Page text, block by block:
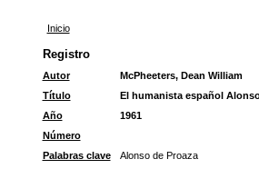
Inicio
Registro
Autor
McPheeters, Dean William
Título
El humanista español
Año
1961
Número
Palabras clave
Alonso de Proaza